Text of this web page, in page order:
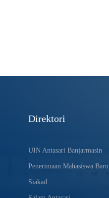
Direktori
UIN Antasari Banjarmasin
Penerimaan Mahasiswa Baru
Siakad